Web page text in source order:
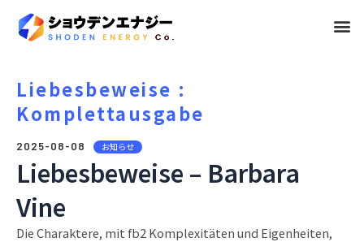
メ
Liebesbeweise :
Komplettausgabe
2025-08-08 お知らせ
Liebesbeweise – Barbara
Vine
Die Charaktere, mit fb2 Komplexitäten und Eigenheiten,